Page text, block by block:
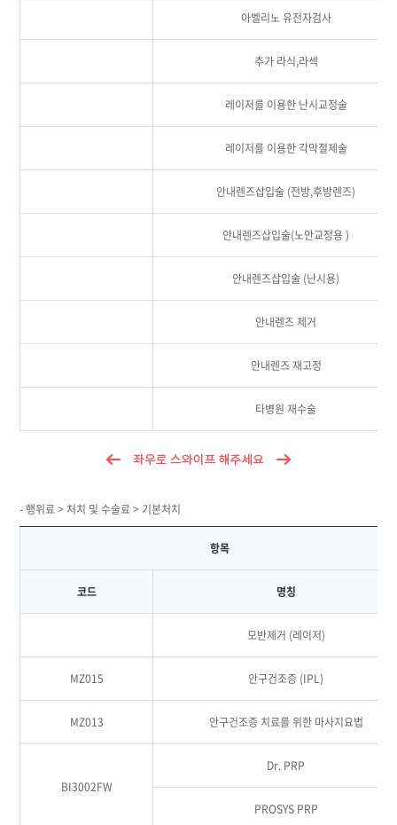
아벨리노 유전자검사
추가 라식,라섹
레이저를 이용한 난시교정술
레이저를 이용한 각막절제술
안내렌즈삽입술 (전방,후방렌즈)
안내렌즈삽입술(노안교정용 )
안내렌즈삽입술 (난시용)
안내렌즈 제거
안내렌즈 재고정
타병원 재수술
- 행위료 > 처치 및 수술료 > 기본처치
항목
코드 명칭
모반제거 (레이저)
MZ015 안구건조증 (IPL)
MZ013 안구건조증 치료를 위한 마사지요법
BI3002FW
Dr. PRP
PROSYS PRP